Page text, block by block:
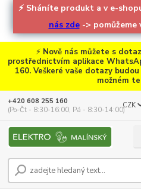
⚡ Sháníte produkt a v e-
nás zde-> pomůžeme
⚡ Nově nás můžete s
prostřednictvím aplikace
160. Veškeré vaše dotazy
možném
CZK
+420 608 255 160
(Po-Čt - 8:30-16:00, Pá - 8:30-14:00)